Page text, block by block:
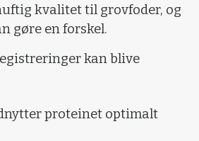
kvalitet til grovfoder, og
gøre en forskel.
kan blive
proteinet optimalt